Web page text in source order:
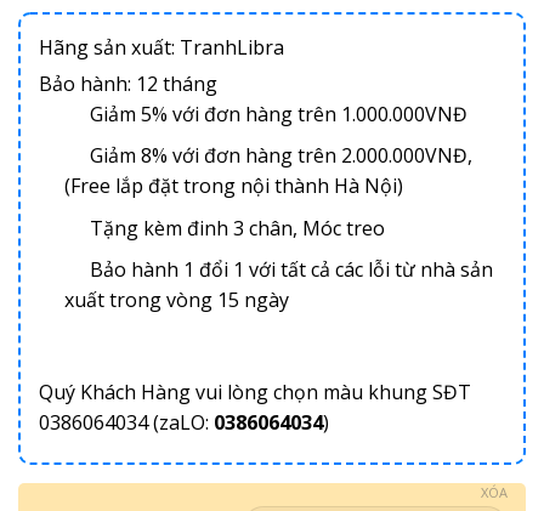
Hãng sản xuất: TranhLibra
Bảo hành: 12 tháng
Giảm 5% với đơn hàng trên 1.000.000VNĐ
Giảm 8% với đơn hàng trên 2.000.000VNĐ,
(Free lắp đặt trong nội thành Hà Nội)
Tặng kèm đinh 3 chân, Móc treo
Bảo hành 1 đổi 1 với tất cả các lỗi từ nhà sản
xuất trong vòng 15 ngày
Quý Khách Hàng vui lòng chọn màu khung SĐT
0386064034 (zaLO: 0386064034)
XÓA